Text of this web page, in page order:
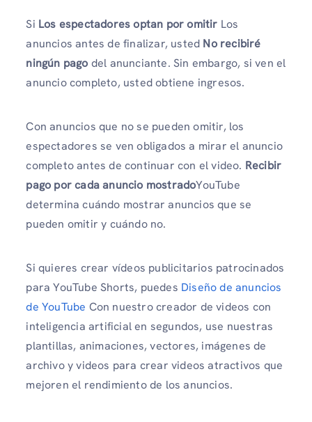
Si Los espectadores optan por omitir Los
anuncios antes de finalizar, usted No recibiré
ningún pago del anunciante. Sin embargo, si ven el
anuncio completo, usted obtiene ingresos.
Con anuncios que no se pueden omitir, los
espectadores se ven obligados a mirar el anuncio
completo antes de continuar con el video. Recibir
pago por cada anuncio mostradoYouTube
determina cuándo mostrar anuncios que se
pueden omitir y cuándo no.
Si quieres crear vídeos publicitarios patrocinados
para YouTube Shorts, puedes Diseño de anuncios
de YouTube Con nuestro creador de videos con
inteligencia artificial en segundos, use nuestras
plantillas, animaciones, vectores, imágenes de
archivo y videos para crear videos atractivos que
mejoren el rendimiento de los anuncios.